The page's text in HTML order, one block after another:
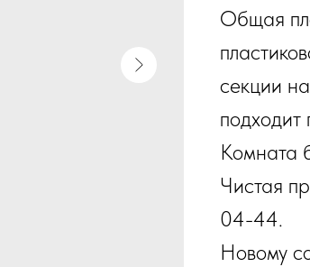
Общая
секции
подходит
Комната
Чистая
04-44.
Новому